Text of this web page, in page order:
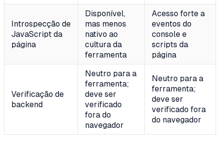
Introspecção de
JavaScript da
página
Disponível,
mas menos
nativo ao
cultura da
ferramenta
Acesso forte a
eventos do
console e
scripts da
página
Verificação de
backend
Neutro para a
ferramenta;
deve ser
verificado
fora do
navegador
Neutro para a
ferramenta;
deve ser
verificado fora
do navegador